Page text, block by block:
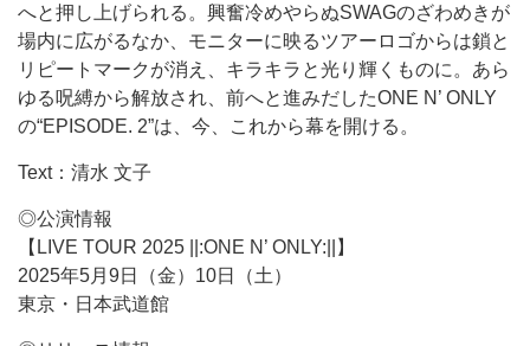
へと押し上げられる。興奮冷めやらぬSWAGのざわめきが
場内に広がるなか、モニターに映るツアーロゴからは鎖と
リピートマークが消え、キラキラと光り輝くものに。あら
ゆる呪縛から解放され、前へと進みだしたONE N’ ONLY
の“EPISODE. 2”は、今、これから幕を開ける。
Text：清水 文子
◎公演情報
【LIVE TOUR 2025 ||:ONE N’ ONLY:||】
2025年5月9日（金）10日（土）
東京・日本武道館